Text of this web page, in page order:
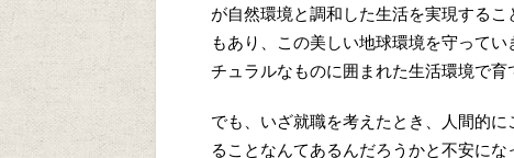
が自然環境と調和した生活を実現する
もあり、この美しい地球環境を守って
チュラルなものに囲まれた生活環境で育
でも、いざ就職を考えたとき、人間的
ることなんてあるんだろうかと不安に